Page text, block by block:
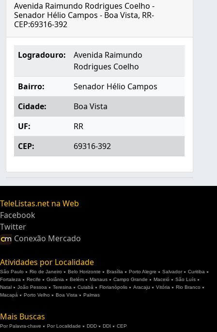
Avenida Raimundo Rodrigues Coelho -
Senador Hélio Campos - Boa Vista, RR-
CEP:69316-392
Logradouro:
Avenida Raimundo
Rodrigues Coelho
Bairro:
Senador Hélio Campos
Cidade:
Boa Vista
UF:
RR
CEP:
69316-392
TeleListas.net na Web
Facebook
Twitter
Conexão Mercado
Atividades por Localidade
São Paulo Rio de Janeiro Belo Horizonte Brasília Porto Alegre Salvador
Curitiba
Fortaleza
Recife Goiânia Belém Manaus Campo Grande Maceió
São Luís
Natal
João Pessoa Teresina Cuiabá Florianópolis Aracaju Vitória
Rio Branco
Macapá
Porto Velho Boa Vista Palmas
Mais Buscas
Por Palavra-chave Por Localidade DDD DDI CEP